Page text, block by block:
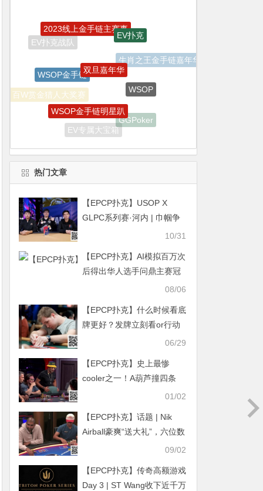
iPhone15 Pro Max无限量赠送
GoG黄金游戏
WSOP金手链
双旦嘉年华
WSOP
GGPoker
EV专属大宝箱
WSOP金手链明星趴
热门文章
【EPCP扑克】USOP X
GLPC系列赛·河内 | 巾帼争
霸！四位国人美女选手包揽
B/C组共496人次参赛
10/31
【EPCP扑克】AI模拟百万次
后得出华人选手问鼎主赛冠
08/06
【EPCP扑克】什么时候看底
牌更好？发牌立刻看or行动
06/29
【EPCP扑克】史上最惨
cooler之一！A葫芦撞四条
8，魔术师豪夺82W刀巨池！
01/02
【EPCP扑克】话题 | Nik
Airball豪爽“送大礼”，六位数
底池拯救Rampage惨淡之夜
09/02
【EPCP扑克】传奇高额游戏
Day 3 | ST Wang收下近千万